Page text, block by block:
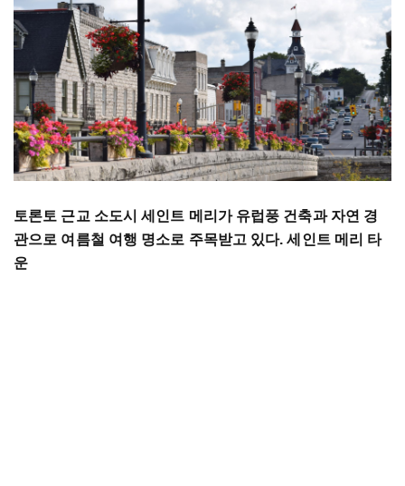
토론토 근교 소도시 세인트 메리가 유럽풍 건축과 자연 경
관으로 여름철 여행 명소로 주목받고 있다. 세인트 메리 타
운